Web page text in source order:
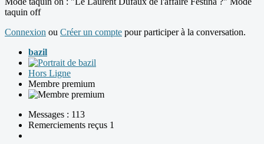
taquin off
Connexion ou Créer un compte pour participer à la conversation.
bazil
Hors Ligne
Membre premium
Messages : 113
Remerciements reçus 1